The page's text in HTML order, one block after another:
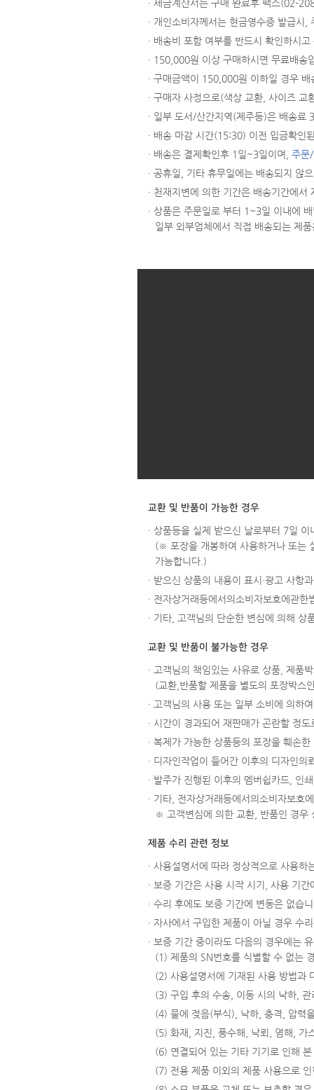
· 세금계산서는 구매 완료후 팩스(02-
· 개인소비자께서는 현금영수증 발급시,
· 배송비 포함 여부를 반드시 확인하시
· 150,000원 이상 구매하시면 무료배송
· 구매금액이 150,000원 이하일 경우
· 구매자 사정으로(색상 교환, 사이즈
· 일부 도서/산간지역(제주등)은 배송료
· 배송 마감 시간(15:30) 이전 입금확인
· 배송은 결제확인후 1일~3일이며, 주문
· 공휴일, 기타 휴무일에는 배송되지 않
· 천재지변에 의한 기간은 배송기간에서
· 상품은 주문일로 부터 1~3일 이내에
일부 외부업체에서 직접 배송되는 제
교환 및 반품이 가능한 경우
· 상품등을 실제 받으신 날로부터 7일 이
(※ 포장을 개봉하여 사용하거나 또는
가능합니다.)
· 받으신 상품의 내용이 표시·광고 사항
· 전자상거래등에서의소비자보호에관
· 기타, 고객님의 단순한 변심에 의해
교환 및 반품이 불가능한 경우
· 고객님의 책임있는 사유로 상품, 제품
(교환,반품할 제품을 별도의 포장박스
· 고객님의 사용 또는 일부 소비에 의하
· 시간이 경과되어 재판매가 곤란할 정
· 복제가 가능한 상품등의 포장을 훼손
· 디자인작업이 들어간 이후의 디자인
· 발주가 진행된 이후의 멤버쉽카드, 인
· 기타, 전자상거래등에서의소비자보호
※ 고객변심에 의한 교환, 반품인 경우
제품 수리 관련 정보
· 사용설명서에 따라 정상적으로 사용
· 보증 기간은 사용 시작 시기, 사용 기
· 수리 후에도 보증 기간에 변동은 없습
· 자사에서 구입한 제품이 아닐 경우 수
· 보증 기간 중이라도 다음의 경우에는
(1) 제품의 SN번호를 식별할 수 없는
(2) 사용설명서에 기재된 사용 방법과
(3) 구입 후의 수송, 이동 시의 낙하,
(4) 물에 젖음(부식), 낙하, 충격, 압력
(5) 화재, 지진, 풍수해, 낙뢰, 염해, 가
(6) 연결되어 있는 기타 기기로 인해
(7) 전용 제품 이외의 제품 사용으로